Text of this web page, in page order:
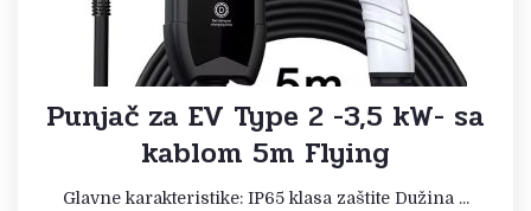
Punjač za EV Type 2 -3,5 kW- sa
kablom 5m Flying
Glavne karakteristike: IP65 klasa zaštite Dužina ...